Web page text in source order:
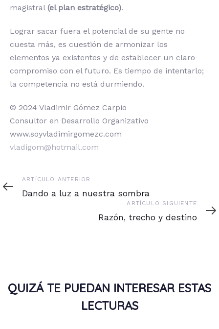
magistral (el plan estratégico).
Lograr sacar fuera el potencial de su gente no
cuesta más, es cuestión de armonizar los
elementos ya existentes y de establecer un claro
compromiso con el futuro. Es tiempo de intentarlo;
la competencia no está durmiendo.
© 2024 Vladimir Gómez Carpio
Consultor en Desarrollo Organizativo
www.soyvladimirgomezc.com
vladigom@hotmail.com
Artículo
anterior
ARTÍCULO ANTERIOR
Dando a luz a nuestra sombra
Artículo
siguiente
ARTÍCULO SIGUIENTE
Razón, trecho y destino
QUIZÁ TE PUEDAN INTERESAR ESTAS
LECTURAS